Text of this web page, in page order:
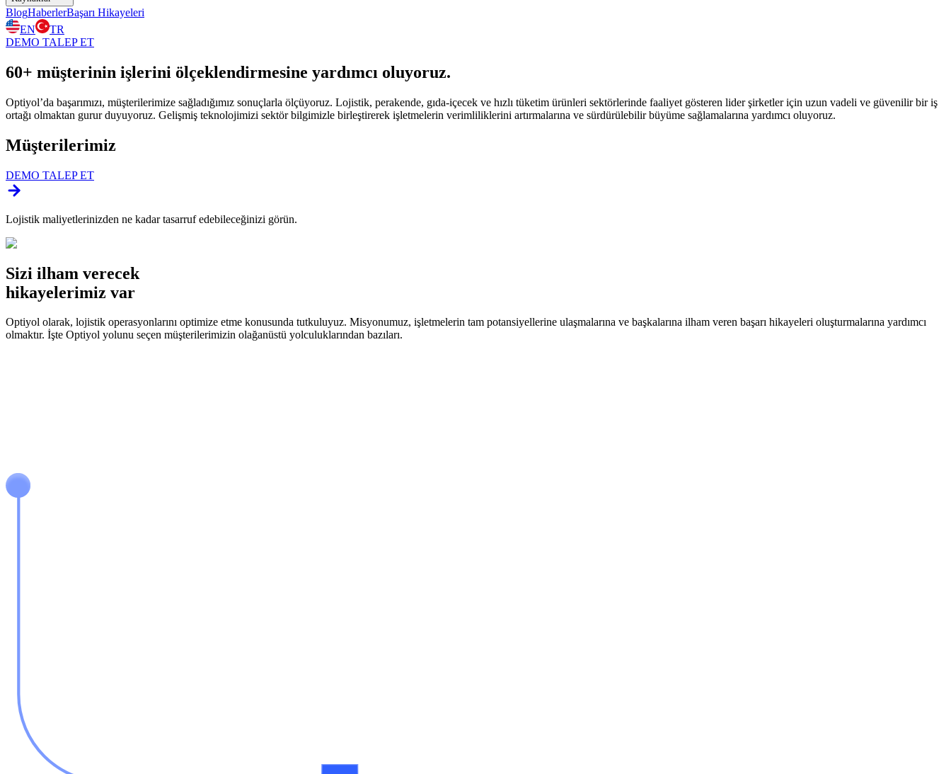
BlogHaberlerBaşarı Hikayeleri
EN
TR
DEMO TALEP ET
60+ müşterinin işlerini ölçeklendirmesine yardımcı oluyoruz.
Optiyol’da başarımızı, müşterilerimize sağladığımız sonuçlarla ölçüyoruz. Lojistik, perakende, gıda-içecek ve hızlı tüketim ürünleri sektörlerinde faaliyet gösteren lider şirketler için uzun vadeli ve güvenilir bir iş
ortağı olmaktan gurur duyuyoruz. Gelişmiş teknolojimizi sektör bilgimizle birleştirerek işletmelerin verimliliklerini artırmalarına ve sürdürülebilir büyüme sağlamalarına yardımcı oluyoruz.
Müşterilerimiz
DEMO TALEP ET
Lojistik maliyetlerinizden ne kadar tasarruf edebileceğinizi görün.
Sizi ilham verecek
hikayelerimiz var
Optiyol olarak, lojistik operasyonlarını optimize etme konusunda tutkuluyuz. Misyonumuz, işletmelerin tam potansiyellerine ulaşmalarına ve başkalarına ilham veren başarı hikayeleri oluşturmalarına yardımcı
olmaktır. İşte Optiyol yolunu seçen müşterilerimizin olağanüstü yolculuklarından bazıları.